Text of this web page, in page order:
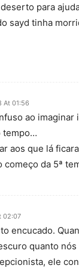
para
sayd tinha
At 01:56
ao
tempo…
aos que lá
começo da 5ª
02:07
encucado.
quanto
ele